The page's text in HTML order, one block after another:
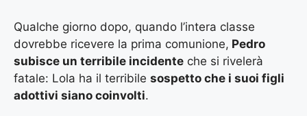
Qualche giorno dopo, quando l’intera classe
dovrebbe ricevere la prima comunione, Pedro
subisce un terribile incidente che si rivelerà
fatale: Lola ha il terribile sospetto che i suoi figli
adottivi siano coinvolti.